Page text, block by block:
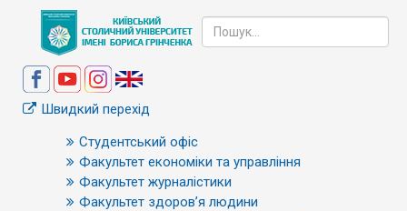
Швидкий перехід
Студентський офіс
Факультет економіки та управління
Факультет журналістики
Факультет здоров’я людини